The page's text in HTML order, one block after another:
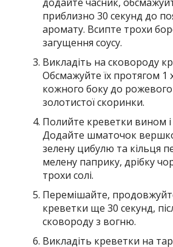
приблизно 30 секунд до
аромату. Всипте трохи
загущення соусу.
Викладіть на сковороду
Обсмажуйте їх протягом 1
кожного боку до рожевого
золотистої скоринки.
Полийте креветки вином
Додайте шматочок
зелену цибулю та кільця
мелену паприку, дрібку
трохи солі.
Перемішайте,
креветки ще 30 секунд,
сковороду з вогню.
Викладіть креветки на